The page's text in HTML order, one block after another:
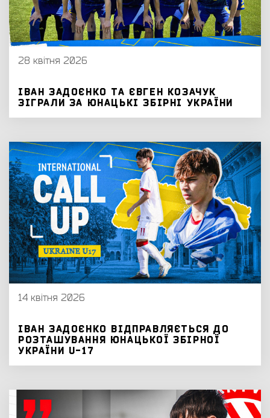
28 квітня 2026
ІВАН ЗАДОЄНКО ТА ЄВГЕН КОЗАЧУК
ЗІГРАЛИ ЗА ЮНАЦЬКІ ЗБІРНІ УКРАЇНИ
14 квітня 2026
ІВАН ЗАДОЄНКО ВІДПРАВЛЯЄТЬСЯ ДО
РОЗТАШУВАННЯ ЮНАЦЬКОЇ ЗБІРНОЇ
УКРАЇНИ U-17